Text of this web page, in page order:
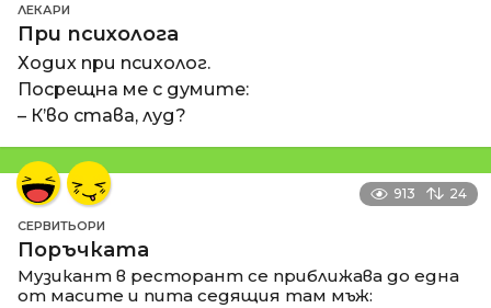
ЛЕКАРИ
При психолога
Ходих при психолог.
Посрещна ме с думите:
– К’во става, луд?
913 24
СЕРВИТЬОРИ
Поръчката
Музикант в ресторант се приближава до една
от масите и пита седящия там мъж: